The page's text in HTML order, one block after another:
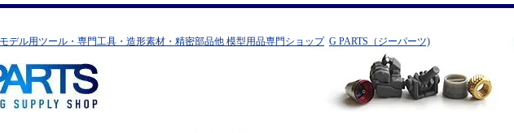
デル用ツール・専門工具・造形素材・精密部品他 模型用品専門ショップ G PARTS（ジーパーツ)